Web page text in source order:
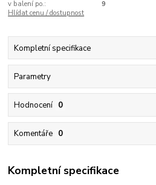
v balení po.:
9
Hlídat cenu / dostupnost
Kompletní specifikace
Parametry
Hodnocení 0
Komentáře 0
Kompletní specifikace